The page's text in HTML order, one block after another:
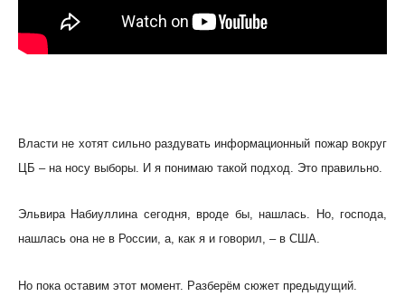
Власти не хотят сильно раздувать информационный пожар вокруг
ЦБ – на носу выборы. И я понимаю такой подход. Это правильно.
Эльвира Набиуллина сегодня, вроде бы, нашлась. Но, господа,
нашлась она не в России, а, как я и говорил, – в США.
Но пока оставим этот момент. Разберём сюжет предыдущий.